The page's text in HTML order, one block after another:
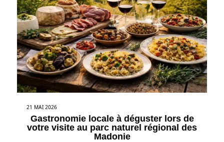
21 MAI 2026
Gastronomie locale à déguster lors de
votre visite au parc naturel régional des
Madonie